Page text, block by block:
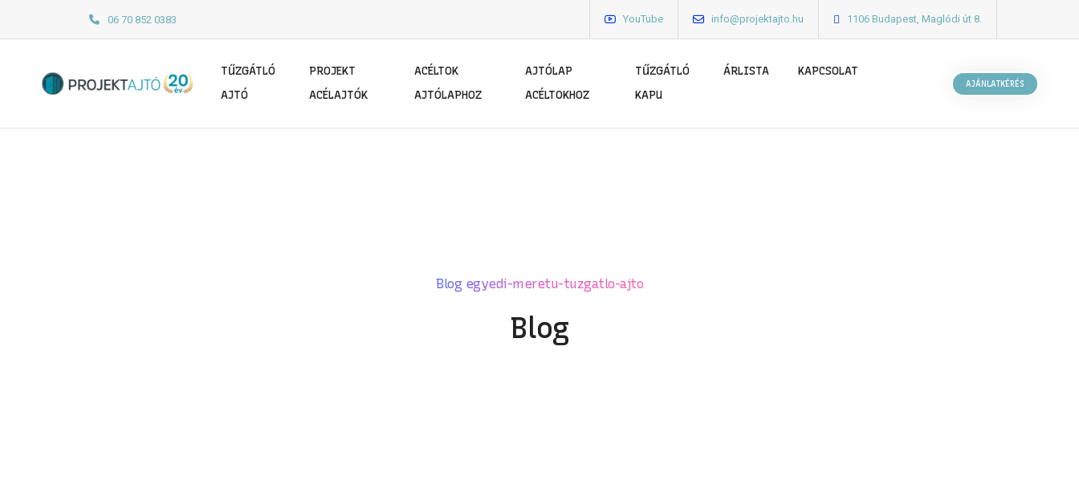
06 70 852 0383 YouTube info@projektajto.hu 1106 Budapest, Maglódi út 8.
TŰZGÁTLÓ
AJTÓ
PROJEKT
ACÉLAJTÓK
ACÉLTOK
AJTÓLAPHOZ
AJTÓLAP
ACÉLTOKHOZ
TŰZGÁTLÓ
KAPU
ÁRLISTA KAPCSOLAT
AJÁNLATKÉRÉS
Blog egyedi-meretu-tuzgatlo-ajto
Blog